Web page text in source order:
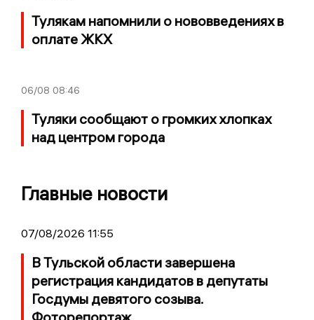
Тулякам напомнили о нововведениях в
оплате ЖКХ
06/08 08:46
Туляки сообщают о громких хлопках
над центром города
Главные новости
07/08/2026 11:55
В Тульской области завершена
регистрация кандидатов в депутаты
Госдумы девятого созыва.